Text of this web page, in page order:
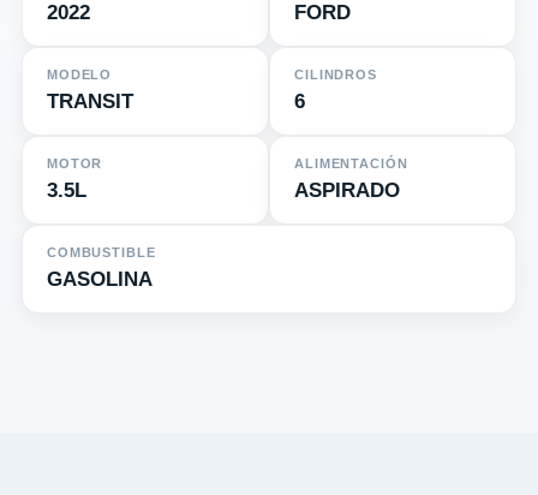
2022 FORD
MODELO
TRANSIT
CILINDROS
6
MOTOR
3.5L
ALIMENTACIÓN
ASPIRADO
COMBUSTIBLE
GASOLINA